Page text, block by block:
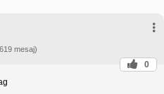
mesaj)
0